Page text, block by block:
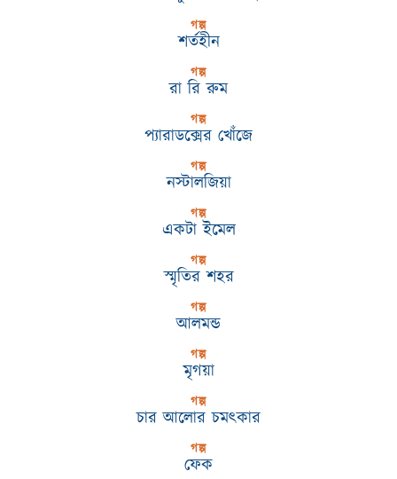
গল্প
শর্তহীন
গল্প
রা রি রুম
গল্প
প্যারাডক্সের খোঁজে
গল্প
নস্টালজিয়া
গল্প
একটা ইমেল
গল্প
স্মৃতির শহর
গল্প
আলমন্ড
গল্প
মৃগয়া
গল্প
চার আলোর চমৎকার
গল্প
ফেক